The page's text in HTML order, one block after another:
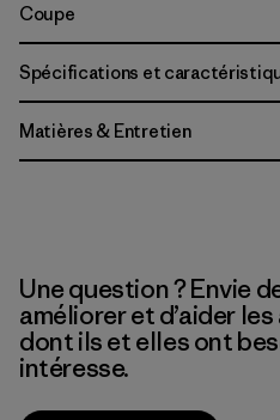
Coupe
Spécifications et
Matières & Entretien
Une question ? Envie
améliorer et d’aider
dont ils et elles ont
intéresse.